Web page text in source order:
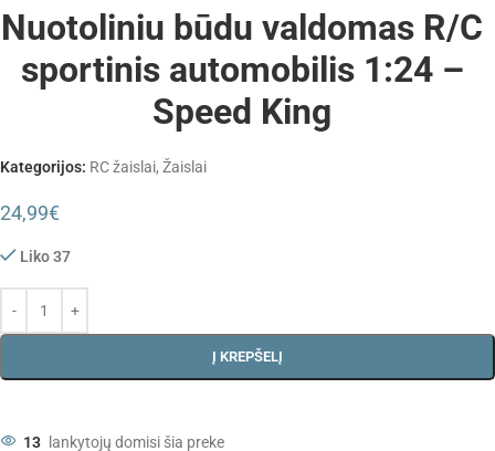
Nuotoliniu būdu valdomas R/C
sportinis automobilis 1:24 –
Speed King
Kategorijos: RC žaislai, Žaislai
24,99€
Liko 37
Į KREPŠELĮ
13 lankytojų domisi šia preke